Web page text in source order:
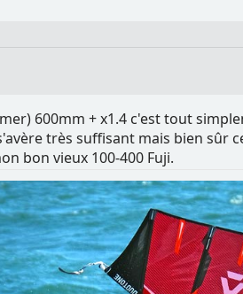
600mm + x1.4 c'est tout
très suffisant mais bien sûr
bon vieux 100-400 Fuji.